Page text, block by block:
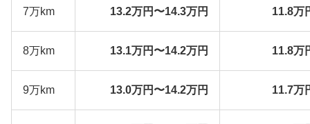
7万km 13.2万円〜14.3万円 11.8万
8万km 13.1万円〜14.2万円 11.8万
9万km 13.0万円〜14.2万円 11.7万